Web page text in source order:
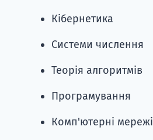
Кібернетика
Системи числення
Теорія алгоритмів
Програмування
Комп'ютерні мережі